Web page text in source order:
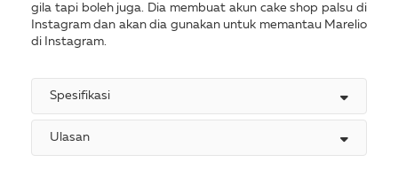
gila tapi boleh juga. Dia membuat akun cake shop palsu di
Instagram dan akan dia gunakan untuk memantau Marelio
di Instagram.
Spesifikasi
Ulasan